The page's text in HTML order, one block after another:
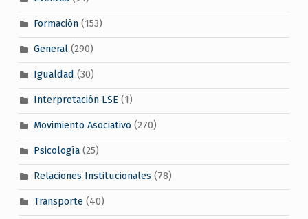
Formación(153)
General(290)
Igualdad (30)
Interpretación LSE(1)
Movimiento Asociativo (270)
Psicología(25)
Relaciones Institucionales (78)
Transporte(40)